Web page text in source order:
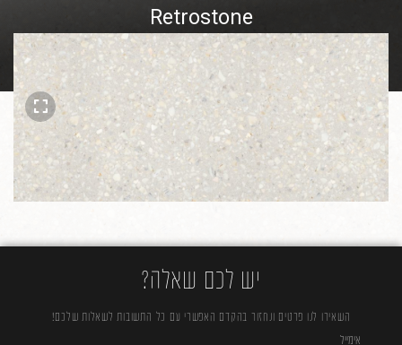
Retrostone
יש לכם שאלה?
השאירו לנו פרטים ונחזור בהקדם האפשרי עם כל התשובות לשאלות שלכם!